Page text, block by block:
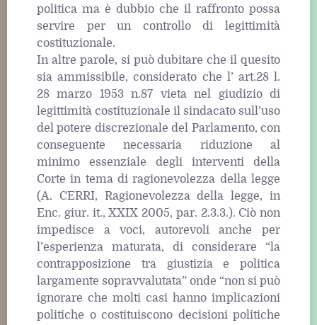
politica ma è dubbio che il raffronto possa
servire per un controllo di legittimità
costituzionale.
In altre parole, si può dubitare che il quesito
sia ammissibile, considerato che l’ art.28 l.
28 marzo 1953 n.87 vieta nel giudizio di
legittimità costituzionale il sindacato sull’uso
del potere discrezionale del Parlamento, con
conseguente necessaria riduzione al
minimo essenziale degli interventi della
Corte in tema di ragionevolezza della legge
(A. CERRI, Ragionevolezza della legge, in
Enc. giur. it., XXIX 2005, par. 2.3.3.). Ciò non
impedisce a voci, autorevoli anche per
l’esperienza maturata, di considerare “la
contrapposizione tra giustizia e politica
largamente sopravvalutata” onde “non si può
ignorare che molti casi hanno implicazioni
politiche o costituiscono decisioni politiche